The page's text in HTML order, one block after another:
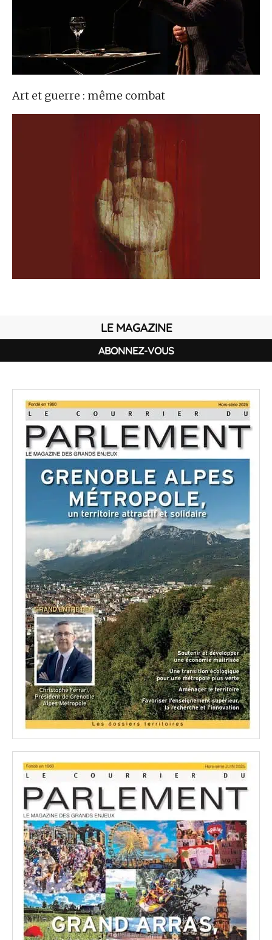
Art et guerre : même combat
LE MAGAZINE
ABONNEZ-VOUS